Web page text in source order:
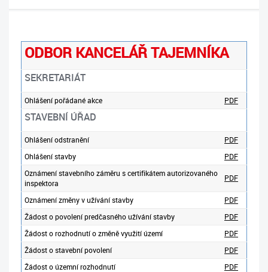
ODBOR KANCELÁŘ TAJEMNÍKA
SEKRETARIÁT
Ohlášení pořádané akce PDF
STAVEBNÍ ÚŘAD
Ohlášení odstranění
PDF
Ohlášení stavby
PDF
Oznámení stavebního záměru s certifikátem autorizovaného
inspektora
PDF
Oznámení změny v užívání stavby
PDF
Žádost o povolení predčasného užívání stavby
PDF
Žádost o rozhodnutí o změně využití území
PDF
Žádost o stavební povolení
PDF
Žádost o územní rozhodnutí
PDF